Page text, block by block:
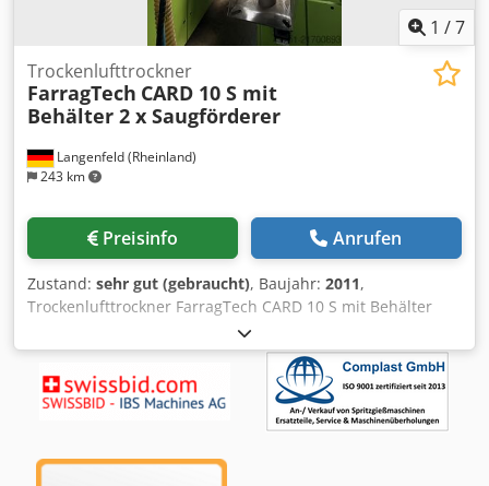
1 /7
Langenfeld (Rheinland)
243 km
Trockenlufttrockner
FarragTech CARD 10 S mit
Behälter 2 x Saugförderer
Preisinfo Anrufen
Zustand: sehr gut (gebraucht), Baujahr: 2011,
Trockenlufttrockner FarragTech CARD 10 S mit Behälter
und 2 x Saugförderer ICEVA GS-4mD Codpfjy Akk Ssx Ad
Njrf Lager-Nr.: 503577 Maschinentyp/ Gerätetyp:
Trockenlufttrockner Hersteller: FarragTech GmbH Typ:
CARD 10 S Baujahr: 2011 Behältervolumen: 10 ltr.
Durchsatz: 2 h/3,25 kg/80° ABS Leistung: 1,1 kW Spannung:
ICEVA GS-4mD